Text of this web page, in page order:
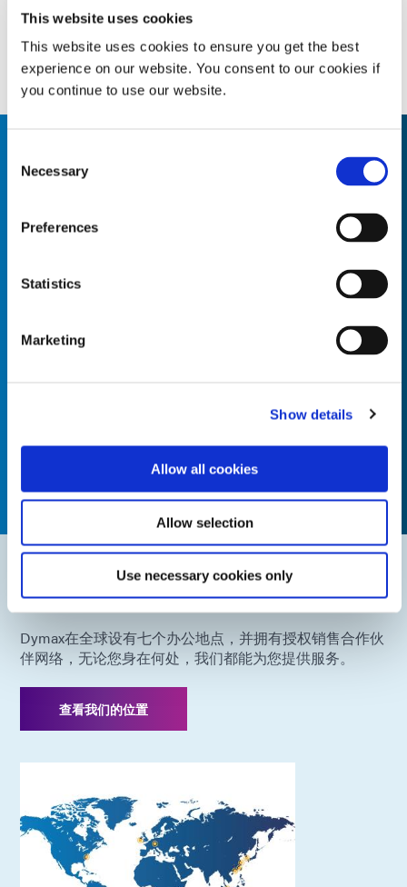
This website uses cookies
This website uses cookies to ensure you get the best
experience on our website. You consent to our cookies if
you continue to use our website.
Selection
Necessary
Preferences
Statistics
Marketing
Show details
Allow all cookies
Allow selection
Use necessary cookies only
What are you looking for?
全球联系方式
Dymax在全球设有七个办公地点，并拥有授权销售合作伙
伴网络，无论您身在何处，我们都能为您提供服务。
查看我们的位置